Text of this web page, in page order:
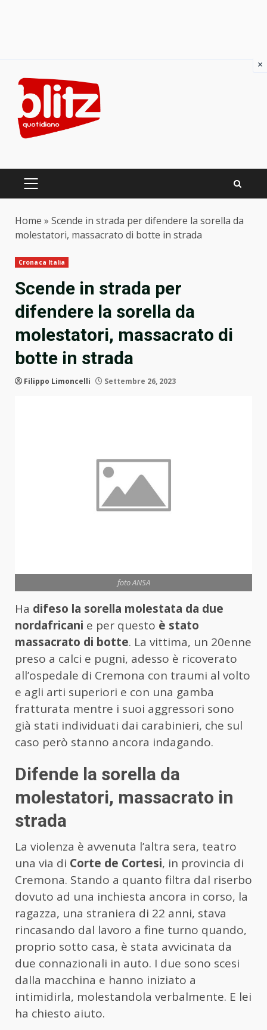
content
PRIMARY
Home » Scende in strada per difendere la sorella da
molestatori, massacrato di botte in strada
Cronaca Italia
Scende in strada per
difendere la sorella da
molestatori, massacrato di
botte in strada
Filippo Limoncelli Settembre 26, 2023
foto ANSA
Ha difeso la sorella molestata da due
nordafricani e per questo è stato
massacrato di botte. La vittima, un 20enne
preso a calci e pugni, adesso è ricoverato
all’ospedale di Cremona con traumi al volto
e agli arti superiori e con una gamba
fratturata mentre i suoi aggressori sono
già stati individuati dai carabinieri, che sul
caso però stanno ancora indagando.
Difende la sorella da
molestatori, massacrato in
strada
La violenza è avvenuta l’altra sera, teatro
una via di Corte de Cortesi, in provincia di
Cremona. Stando a quanto filtra dal riserbo
dovuto ad una inchiesta ancora in corso, la
ragazza, una straniera di 22 anni, stava
rincasando dal lavoro a fine turno quando,
proprio sotto casa, è stata avvicinata da
due connazionali in auto. I due sono scesi
dalla macchina e hanno iniziato a
intimidirla, molestandola verbalmente. E lei
ha chiesto aiuto.
×